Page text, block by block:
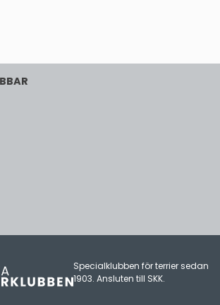
Specialklubben för terrier sedan
1903. Ansluten till SKK.